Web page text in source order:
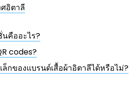
อิตาลี
คืออะไร?
codes?
ล็กของแบรนด์เสื้อผ้าอิตาลีได้หรือไม่?